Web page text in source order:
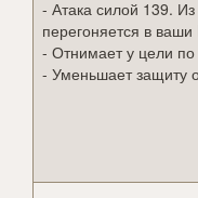
- Атака силой 139.
перегоняется в ваши
- Отнимает у цели по
- Уменьшает защиту